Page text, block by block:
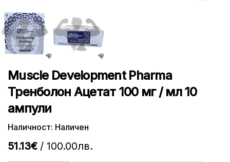
Muscle Development Pharma
Тренболон Ацетат 100 мг / мл 10
ампули
Наличност: Наличен
51.13€ / 100.00лв.